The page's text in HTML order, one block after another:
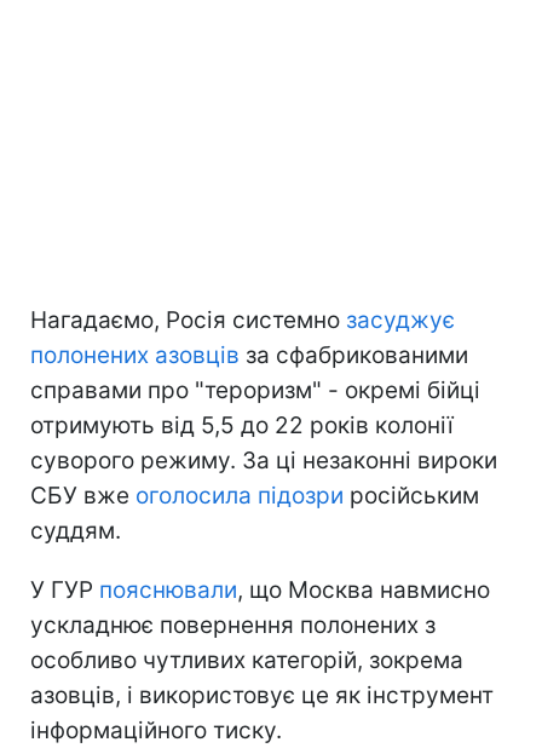
Нагадаємо, Росія системно засуджує
полонених азовців за сфабрикованими
справами про "тероризм" - окремі бійці
отримують від 5,5 до 22 років колонії
суворого режиму. За ці незаконні вироки
СБУ вже оголосила підозри російським
суддям.
У ГУР пояснювали, що Москва навмисно
ускладнює повернення полонених з
особливо чутливих категорій, зокрема
азовців, і використовує це як інструмент
інформаційного тиску.